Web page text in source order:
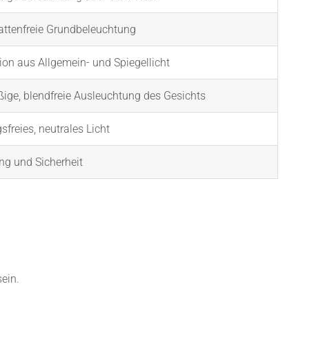
Grundbeleuchtung
aus Allgemein- und Spiegellicht
blendfreie Ausleuchtung des Gesichts
neutrales Licht
und Sicherheit